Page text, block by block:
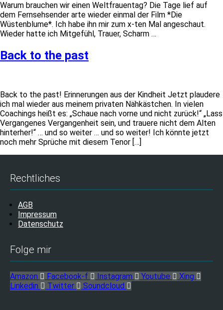
Warum brauchen wir einen Weltfrauentag? Die Tage lief auf
dem Fernsehsender arte wieder einmal der Film *Die
Wüstenblume*. Ich habe ihn mir zum x-ten Mal angeschaut.
Wieder hatte ich Mitgefühl, Trauer, Scharm …
Back to the past
Back to the past! Erinnerungen aus der Kindheit Jetzt plaudere
ich mal wieder aus meinem privaten Nähkästchen. In vielen
Coachings heißt es: „Schaue nach vorne und nicht zurück!“ „Lass
Vergangenes Vergangenheit sein, und trauere nicht dem Alten
hinterher!“ … und so weiter … und so weiter! Ich könnte jetzt
noch mehr Sprüche mit diesem Tenor […]
Rechtliches
AGB
Impressum
Datenschutz
Folge mir
Amazon Facebook-f Instagram Youtube
Xing
Linkedin
Twitter Soundcloud